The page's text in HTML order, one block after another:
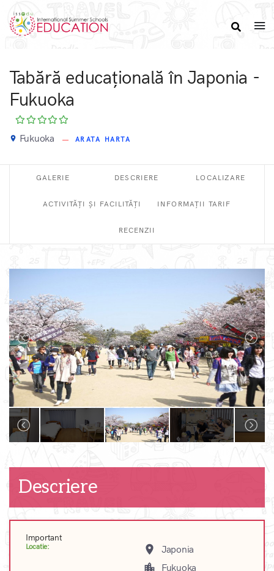
Tabără educațională în Japonia -
Fukuoka
place Fukuoka ARATA HARTA
GALERIE DESCRIERE LOCALIZARE
ACTIVITĂȚI ȘI FACILITĂȚI INFORMAȚII TARIF
RECENZII
Descriere
Important
Locatie: place Japonia
location_city Fukuoka